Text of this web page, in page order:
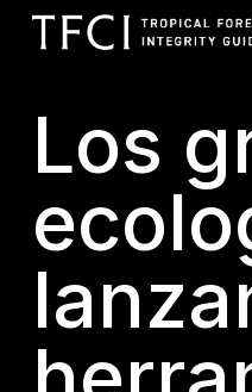
principalLos